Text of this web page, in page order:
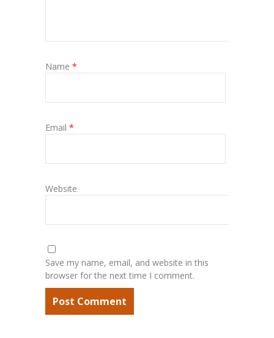
Name *
Email *
Website
Save my name, email, and website in this
browser for the next time I comment.